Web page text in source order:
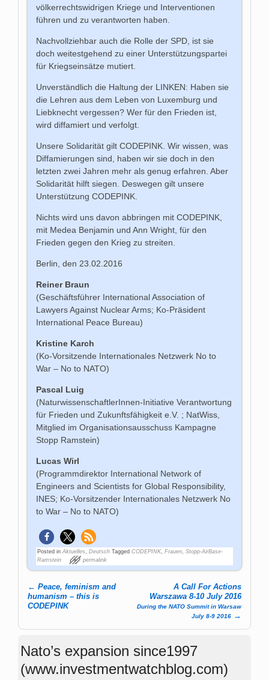
völkerrechtswidrigen Kriege und Interventionen
führen und zu verantworten haben.
Nachvollziehbar auch die Rolle der SPD, ist sie
doch weitestgehend zu einer Unterstützungspartei
für Kriegseinsätze mutiert.
Unverständlich die Haltung der LINKEN: Haben sie
die Lehren aus dem Leben von Luxemburg und
Liebknecht vergessen? Wer für den Frieden ist,
wird diffamiert und verfolgt.
Unsere Solidarität gilt CODEPINK. Wir wissen, was
Diffamierungen sind, haben wir sie doch in den
letzten zwei Jahren mehr als genug erfahren. Aber
Solidarität hilft siegen. Deswegen gilt unsere
Unterstützung CODEPINK.
Nichts wird uns davon abbringen mit CODEPINK,
mit Medea Benjamin und Ann Wright, für den
Frieden gegen den Krieg zu streiten.
Berlin, den 23.02.2016
Reiner Braun
(Geschäftsführer International Association of
Lawyers Against Nuclear Arms; Ko-Präsident
International Peace Bureau)
Kristine Karch
(Ko-Vorsitzende Internationales Netzwerk No to
War – No to NATO)
Pascal Luig
(NaturwissenschaftlerInnen-Initiative Verantwortung
für Frieden und Zukunftsfähigkeit e.V. ; NatWiss,
Mitglied im Organisationsausschuss Kampagne
Stopp Ramstein)
Lucas Wirl
(Programmdirektor International Network of
Engineers and Scientists for Global Responsibility,
INES; Ko-Vorsitzender Internationales Netzwerk No
to War – No to NATO)
Posted in Aktuelles ,Deutsch Tagged CODEPINK ,Frauen ,Stopp-AirBase-
Ramstein
permalink
Post navigation
← Peace, feminism and
humanism – this is
CODEPINK
A Call For Actions
Warszawa 8-10 July 2016
During the NATO Summit in Warsaw
July 8-9 2016 →
Nato’s expansion since1997
(www.investmentwatchblog.com)